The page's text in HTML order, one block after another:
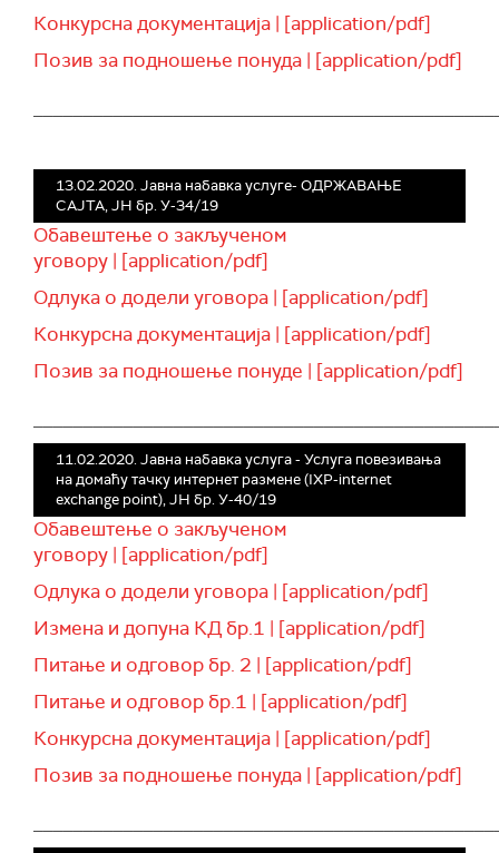
Конкурсна документација | [application/pdf]
Позив за подношење понуда | [application/pdf]
13.02.2020. Јавна набавка услуге- ОДРЖАВАЊЕ
САЈТА, ЈН бр. У-34/19
Обавештење о закљученом
уговору | [application/pdf]
Одлука о додели уговора | [application/pdf]
Конкурсна документација | [application/pdf]
Позив за подношење понуде | [application/pdf]
11.02.2020. Јавна набавка услуга - Услуга повезивања
на домаћу тачку интернет размене (IXP-internet
exchange point), ЈН бр. У-40/19
Обавештење о закљученом
уговору | [application/pdf]
Одлука о додели уговора | [application/pdf]
Измена и допуна КД бр.1 | [application/pdf]
Питање и одговор бр. 2 | [application/pdf]
Питање и одговор бр.1 | [application/pdf]
Конкурсна документација | [application/pdf]
Позив за подношење понуда | [application/pdf]